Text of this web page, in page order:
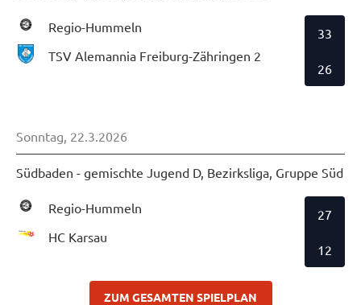
Regio-Hummeln
TSV Alemannia Freiburg-Zähringen 2
33
26
Sonntag, 22.3.2026
Südbaden - gemischte Jugend D, Bezirksliga, Gruppe Süd
Regio-Hummeln
HC Karsau
27
12
ZUM GESAMTEN SPIELPLAN